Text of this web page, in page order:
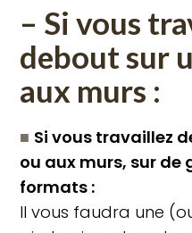
– Si vous
debout sur
aux murs :
■ Si vous travaillez
ou aux murs, sur de
formats :
Il vous faudra une